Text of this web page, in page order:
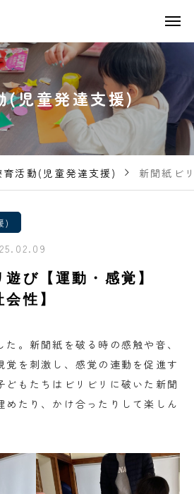
(児童発達支援)
育活動(児童発達支援) 新聞紙ビ
)
び【運動・感覚】
会性】
。新聞紙を破る時の感触や音、
覚を刺激し、感覚の連動を促進す
どもたちはビリビリに破いた新聞
めたり、かけ合ったりして楽しん